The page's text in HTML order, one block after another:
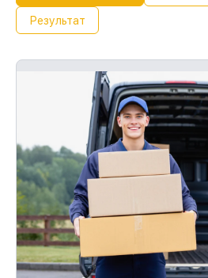
Результат